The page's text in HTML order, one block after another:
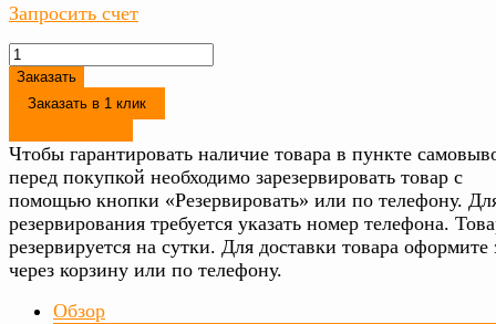
Запросить счет
Заказать
Заказать в 1 клик
Чтобы гарантировать наличие товара в пункте
перед покупкой необходимо зарезервировать товар с
помощью кнопки «Резервировать» или по телефону.
резервирования требуется указать номер телефона.
резервируется на сутки. Для доставки товара оформите
через корзину или по телефону.
Обзор